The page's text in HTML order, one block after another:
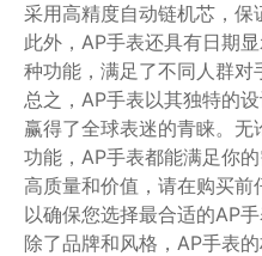
采用高精度自动链机芯，保
此外，AP手表还具有日期
种功能，满足了不同人群对
总之，AP手表以其独特的
赢得了全球表迷的青睐。
功能，AP手表都能满足你
高质量和价值，请在购买前
以确保您选择最合适的AP手
除了品牌和风格，AP手表